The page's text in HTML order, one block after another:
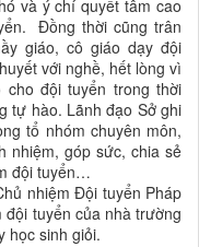
và ý chí quyết tâm cao
Đồng thời cũng trân
giáo, cô giáo dạy đội
với nghề, hết lòng vì
đội tuyển trong thời
tự hào. Lãnh đạo Sở ghi
tổ nhóm chuyên môn,
nhiệm, góp sức, chia sẻ
đội tuyển…
nhiệm Đội tuyển Pháp
đội tuyển của nhà trường
học sinh giỏi.